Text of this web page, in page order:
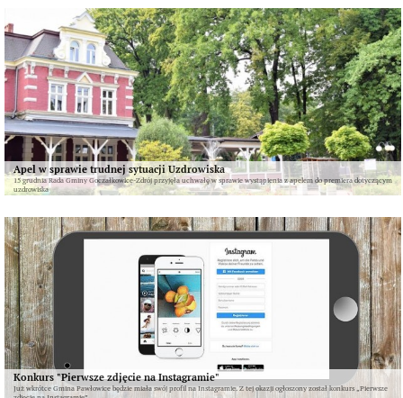
Apel w sprawie trudnej sytuacji Uzdrowiska
15 grudnia Rada Gminy Goczałkowice-Zdrój przyjęła uchwałę w sprawie wystąpienia z apelem do premiera dotyczącym
uzdrowiska
Konkurs "Pierwsze zdjęcie na Instagramie"
Już wkrótce Gmina Pawłowice będzie miała swój profil na Instagramie. Z tej okazji ogłoszony został konkurs „Pierwsze